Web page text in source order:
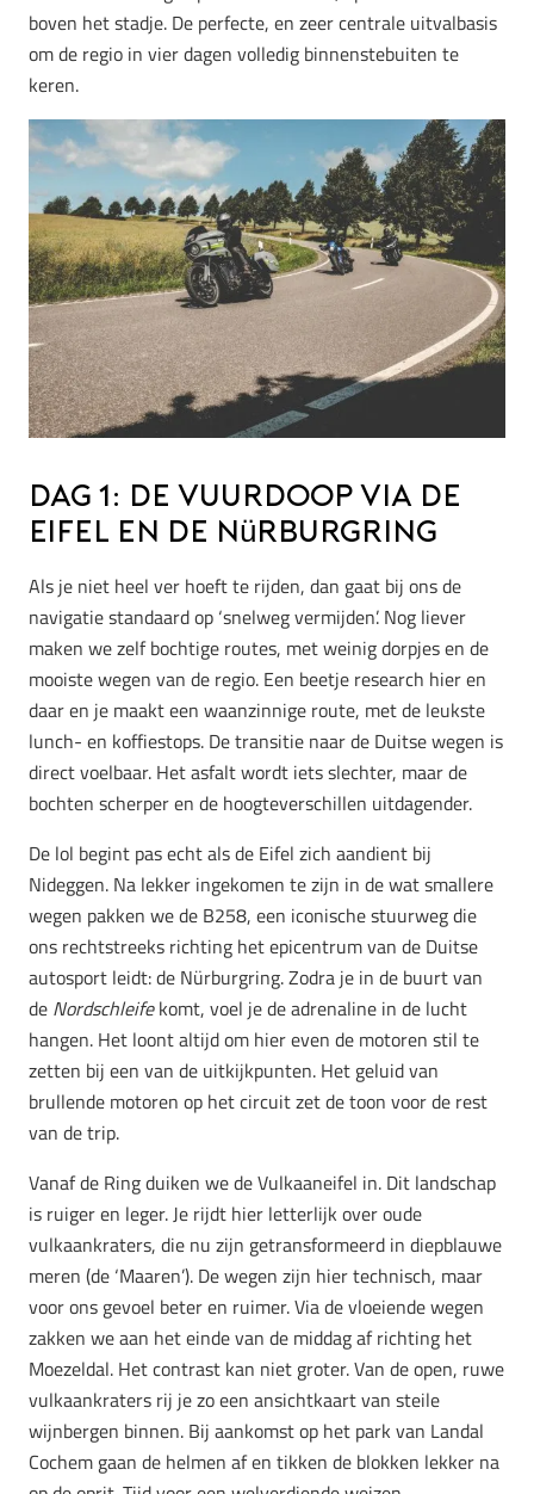
boven het stadje. De perfecte, en zeer centrale uitvalbasis
om de regio in vier dagen volledig binnenstebuiten te
keren.
Dag 1: De vuurdoop via de
Eifel en de Nürburgring
Als je niet heel ver hoeft te rijden, dan gaat bij ons de
navigatie standaard op ‘snelweg vermijden’. Nog liever
maken we zelf bochtige routes, met weinig dorpjes en de
mooiste wegen van de regio. Een beetje research hier en
daar en je maakt een waanzinnige route, met de leukste
lunch- en koffiestops. De transitie naar de Duitse wegen is
direct voelbaar. Het asfalt wordt iets slechter, maar de
bochten scherper en de hoogteverschillen uitdagender.
De lol begint pas echt als de Eifel zich aandient bij
Nideggen. Na lekker ingekomen te zijn in de wat smallere
wegen pakken we de B258, een iconische stuurweg die
ons rechtstreeks richting het epicentrum van de Duitse
autosport leidt: de Nürburgring. Zodra je in de buurt van
de Nordschleifekomt, voel je de adrenaline in de lucht
hangen. Het loont altijd om hier even de motoren stil te
zetten bij een van de uitkijkpunten. Het geluid van
brullende motoren op het circuit zet de toon voor de rest
van de trip.
Vanaf de Ring duiken we de Vulkaaneifel in. Dit landschap
is ruiger en leger. Je rijdt hier letterlijk over oude
vulkaankraters, die nu zijn getransformeerd in diepblauwe
meren (de ‘Maaren’). De wegen zijn hier technisch, maar
voor ons gevoel beter en ruimer. Via de vloeiende wegen
zakken we aan het einde van de middag af richting het
Moezeldal. Het contrast kan niet groter. Van de open, ruwe
vulkaankraters rij je zo een ansichtkaart van steile
wijnbergen binnen. Bij aankomst op het park van Landal
Cochem gaan de helmen af en tikken de blokken lekker na